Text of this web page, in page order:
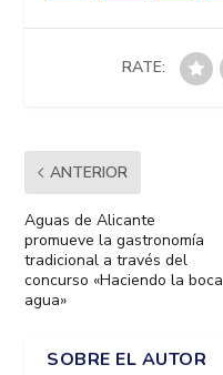
RATE:
ANTERIOR
Aguas de Alicante
promueve la gastronomía
tradicional a través del
concurso «Haciendo la boca
agua»
SOBRE EL AUTOR